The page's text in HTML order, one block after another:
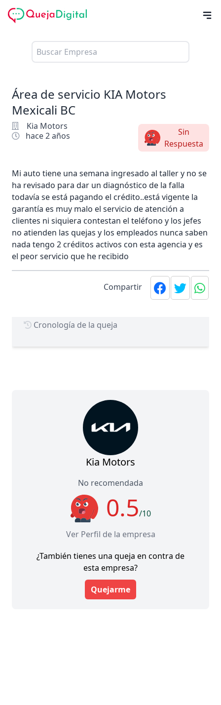
Área de servicio KIA Motors
Mexicali BC
Kia Motors
hace 2 años
Sin
Respuesta
Mi auto tiene una semana ingresado al taller y no se
ha revisado para dar un diagnóstico de la falla
todavía se está pagando el crédito..está vigente la
garantía es muy malo el servicio de atención a
clientes ni siquiera contestan el teléfono y los jefes
no atienden las quejas y los empleados nunca saben
nada tengo 2 créditos activos con esta agencia y es
el peor servicio que he recibido
Compartir
Cronología de la queja
Kia Motors
No recomendada
0.5/10
Ver Perfil de la empresa
¿También tienes una queja en contra de
esta empresa?
Quejarme